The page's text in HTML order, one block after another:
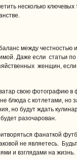
несколько ключевых
между честностью
Даже если статьи по
женщин,
свою фотографию в
блюда с котлетами, но
но будут ждать
разочарован.
фанаткой
не являетесь.
и взглядами на жизнь.